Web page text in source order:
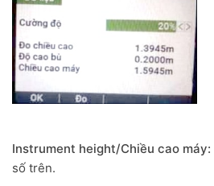
Instrument height/Chiều cao máy:
số trên.